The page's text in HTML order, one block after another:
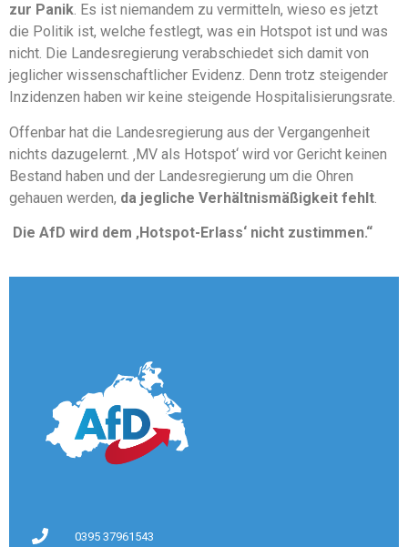
zur Panik. Es ist niemandem zu vermitteln, wieso es jetzt
die Politik ist, welche festlegt, was ein Hotspot ist und was
nicht. Die Landesregierung verabschiedet sich damit von
jeglicher wissenschaftlicher Evidenz. Denn trotz steigender
Inzidenzen haben wir keine steigende Hospitalisierungsrate.
Offenbar hat die Landesregierung aus der Vergangenheit
nichts dazugelernt. ‚MV als Hotspot‘ wird vor Gericht keinen
Bestand haben und der Landesregierung um die Ohren
gehauen werden, da jegliche Verhältnismäßigkeit fehlt
Die AfD wird dem ‚Hotspot-Erlass‘ nicht zustimmen.“
0395 37961543